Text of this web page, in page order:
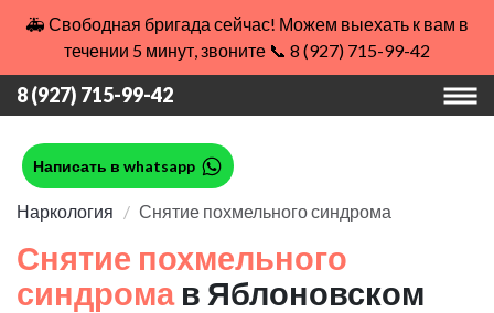
🚑 Свободная бригада сейчас! Можем выехать к вам в
течении 5 минут, звоните 📞 8 (927) 715-99-42
8 (927) 715-99-42
Написать в whatsapp
Наркология Снятие похмельного синдрома
Снятие похмельного
синдрома в Яблоновском